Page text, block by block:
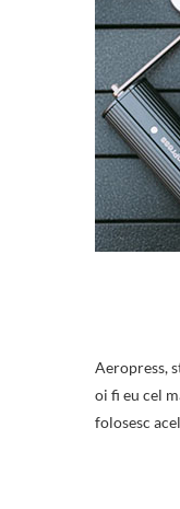
Aeropress, stiti voi, compania aia care la un moment dat era cool, tocmai a mai lansat un produs revolutionar: rasnita aeropress. Nu
oi fi eu cel
folosesc